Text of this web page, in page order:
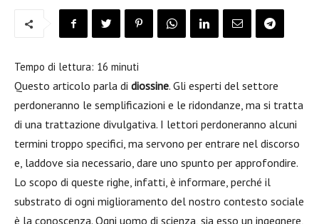
Tempo di lettura: 16 minuti
Questo articolo parla di diossine. Gli esperti del settore
perdoneranno le semplificazioni e le ridondanze, ma si tratta
di una trattazione divulgativa. I lettori perdoneranno alcuni
termini troppo specifici, ma servono per entrare nel discorso
e, laddove sia necessario, dare uno spunto per approfondire.
Lo scopo di queste righe, infatti, è informare, perché il
substrato di ogni miglioramento del nostro contesto sociale
è la conoscenza. Ogni uomo di scienza, sia esso un ingegnere,